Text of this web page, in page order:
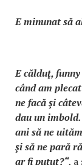
E minunat să
E călduţ,
când am
ne facă şi
dau un
ani să ne
şi să ne pară
ar fi putut?“, a